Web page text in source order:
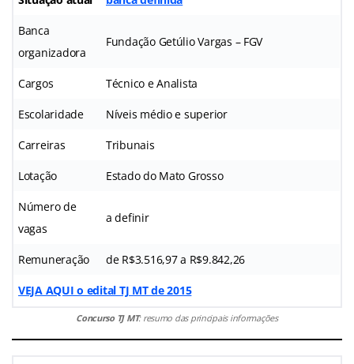
Banca
organizadora
Fundação Getúlio Vargas – FGV
Cargos Técnico e Analista
Escolaridade Níveis médio e superior
Carreiras Tribunais
Lotação Estado do Mato Grosso
Número de
vagas
a definir
Remuneração de R$3.516,97 a R$9.842,26
VEJA AQUI o edital TJ MT de 2015
Concurso TJ MT: resumo das principais informações